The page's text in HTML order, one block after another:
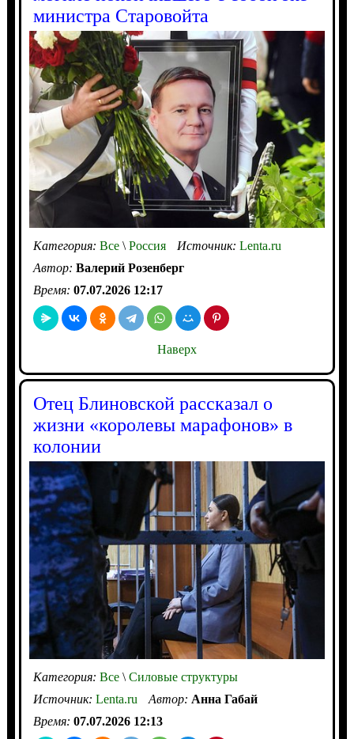
министра Старовойта
Категория: Все\Россия Источник: Lenta.ru
Автор: Валерий Розенберг
Время: 07.07.2026 12:17
Наверх
Отец Блиновской рассказал о
жизни «королевы марафонов» в
колонии
Категория: Все\Силовые структуры
Источник: Lenta.ru Автор: Анна Габай
Время: 07.07.2026 12:13